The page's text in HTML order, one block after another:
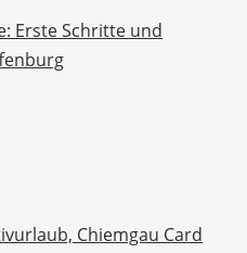
Erste Schritte und
Chiemgau Card